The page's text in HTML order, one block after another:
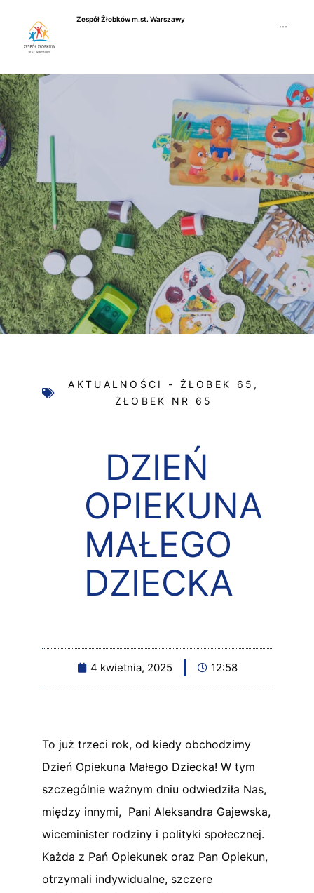
Zespół Żłobków m.st. Warszawy
···
AKTUALNOŚCI - ŻŁOBEK 65 ,
ŻŁOBEK NR 65
DZIEŃ
OPIEKUNA
MAŁEGO
DZIECKA
4 kwietnia, 2025 12:58
To już trzeci rok, od kiedy obchodzimy
Dzień Opiekuna Małego Dziecka! W tym
szczególnie ważnym dniu odwiedziła Nas,
między innymi, Pani Aleksandra Gajewska,
wiceminister rodziny i polityki społecznej.
Każda z Pań Opiekunek oraz Pan Opiekun,
otrzymali indywidualne, szczere